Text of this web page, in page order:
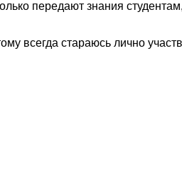
передают знания
всегда стараюсь лично